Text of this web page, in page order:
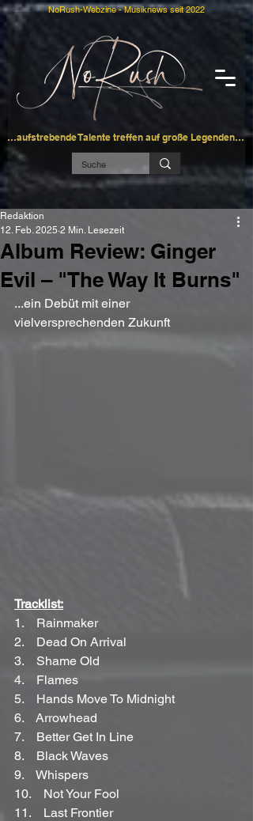
…aufstrebende Talente treffen auf große Legenden…
NoRush-Webzine - Musiknews seit 2022
Album Review: Ginger
Evil – "The Way It Burns"
Redaktion
12. Feb. 2025 2 Min. Lesezeit
...ein Debüt mit einer
vielversprechenden Zukunft
Tracklist:
1.    Rainmaker
2.    Dead On Arrival
3.    Shame Old
4.    Flames
5.    Hands Move To Midnight
6.    Arrowhead
7.    Better Get In Line
8.    Black Waves
9.    Whispers
10.    Not Your Fool
11.    Last Frontier